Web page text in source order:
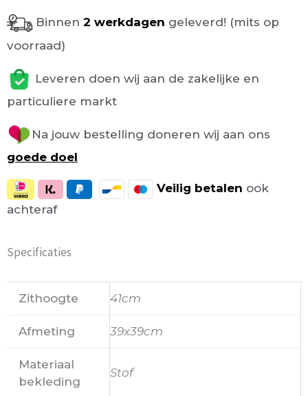
Binnen 2 werkdagen geleverd! (mits op
voorraad)
Leveren doen wij aan de zakelijke en
particuliere markt
Na jouw bestelling doneren wij aan ons
goede doel
Veilig betalen ook
achteraf
Specificaties
Zithoogte 41cm
Afmeting 39x39cm
Materiaal
bekleding
Stof